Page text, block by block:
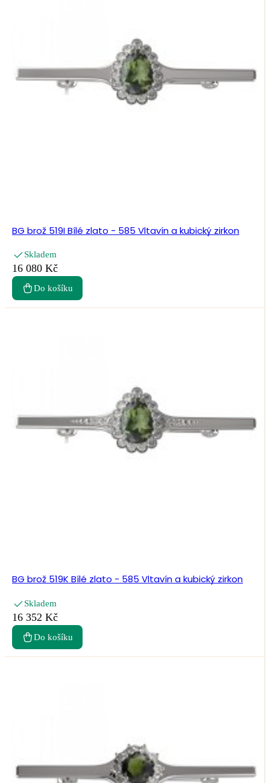
BG brož 519I Bílé zlato - 585 Vltavín a kubický zirkon
Skladem
16 080 Kč
Do košíku
BG brož 519K Bílé zlato - 585 Vltavín a kubický zirkon
Skladem
16 352 Kč
Do košíku